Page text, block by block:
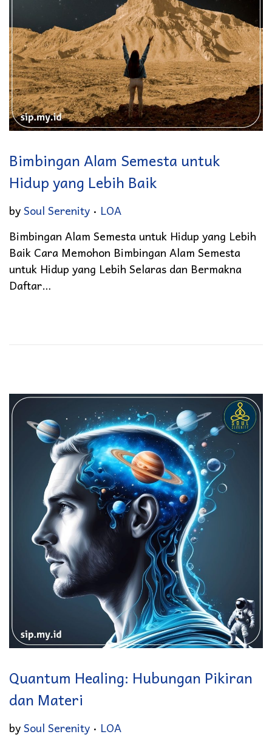
Bimbingan Alam Semesta untuk
Hidup yang Lebih Baik
bySoul Serenity . Posted in
LOA
Bimbingan Alam Semesta untuk Hidup yang Lebih
Baik Cara Memohon Bimbingan Alam Semesta
untuk Hidup yang Lebih Selaras dan Bermakna
Daftar…
Quantum Healing: Hubungan Pikiran
dan Materi
bySoul Serenity . Posted in
LOA